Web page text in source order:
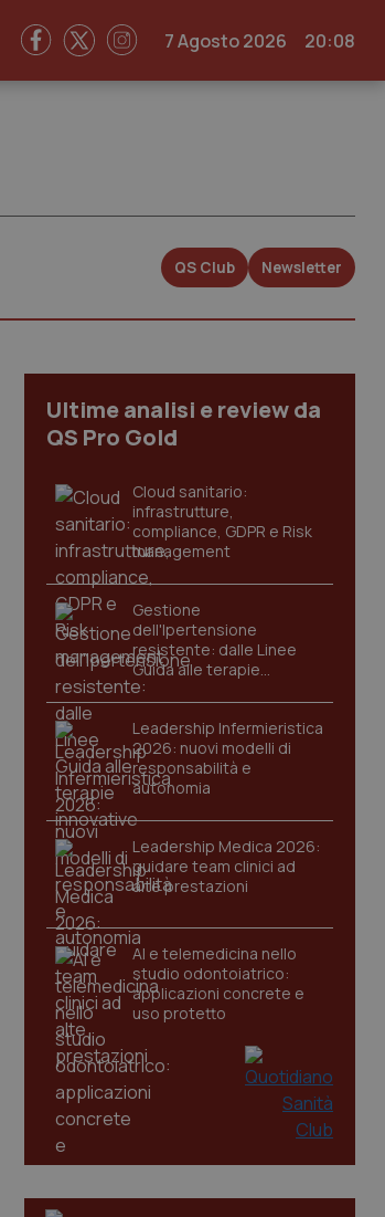
7 Agosto 2026 20:08
QS Club Newsletter
Ultime analisi e review da
QS Pro Gold
Cloud sanitario:
infrastrutture,
compliance, GDPR e Risk
management
Gestione
dell'Ipertensione
resistente: dalle Linee
Guida alle terapie
innovative
Leadership Infermieristica
2026: nuovi modelli di
responsabilità e
autonomia
Leadership Medica 2026:
guidare team clinici ad
alte prestazioni
AI e telemedicina nello
studio odontoiatrico:
applicazioni concrete e
uso protetto